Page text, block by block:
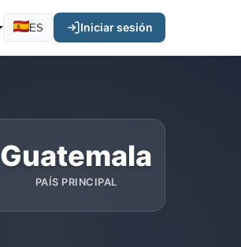
ES Iniciar sesión
Guatemala
PAÍS PRINCIPAL